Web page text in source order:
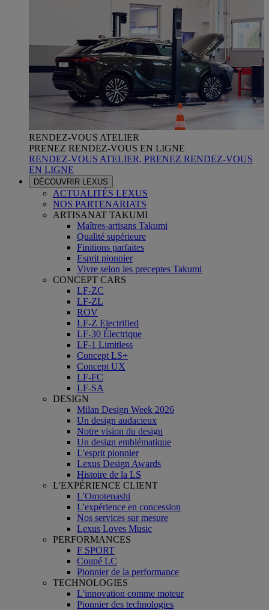
RENDEZ-VOUS ATELIER
PRENEZ RENDEZ-VOUS EN LIGNE
RENDEZ-VOUS ATELIER, PRENEZ RENDEZ-VOUS
EN LIGNE
DÉCOUVRIR LEXUS
ACTUALITÉS LEXUS
NOS PARTENARIATS
ARTISANAT TAKUMI
Maîtres-artisans Takumi
Qualité supérieure
Finitions parfaites
Esprit pionnier
Vivre selon les preceptes Takumi
CONCEPT CARS
LF-ZC
LF-ZL
ROV
LF-Z Electrified
LF-30 Électrique
LF-1 Limitless
Concept LS+
Concept UX
LF-FC
LF-SA
DESIGN
Milan Design Week 2026
Un design audacieux
Notre vision du design
Un design emblématique
L'esprit pionnier
Lexus Design Awards
Histoire de la LS
L'EXPÉRIENCE CLIENT
L'Omotenashi
L'expérience en concession
Nos services sur mesure
Lexus Loves Music
PERFORMANCES
F SPORT
Coupé LC
Pionnier de la performance
TECHNOLOGIES
L'innovation comme moteur
Pionnier des technologies